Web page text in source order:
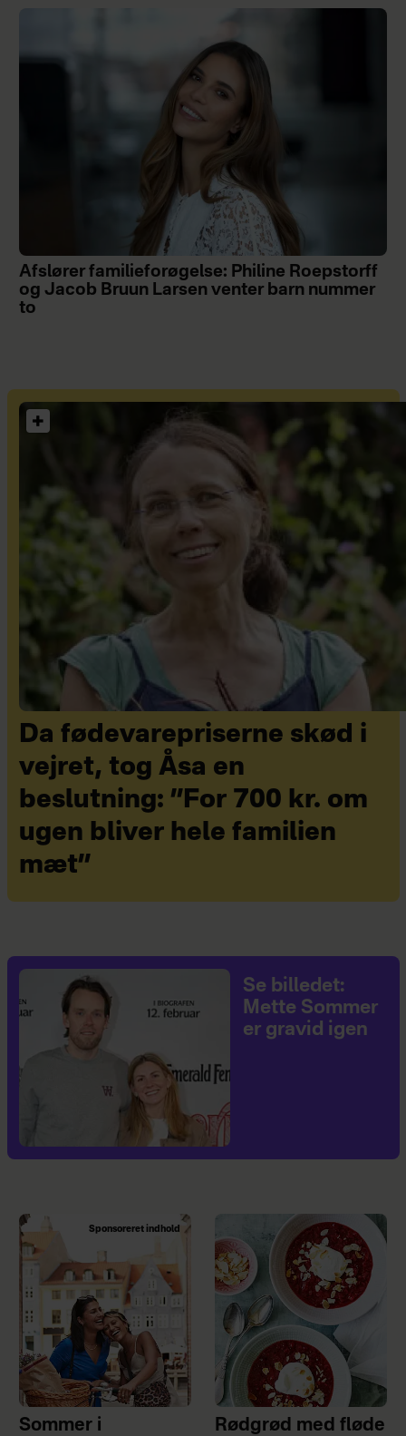
Afslører familieforøgelse: Philine Roepstorff
og Jacob Bruun Larsen venter barn nummer
to
Da fødevarepriserne skød i
vejret, tog Åsa en
beslutning: ”For 700 kr. om
ugen bliver hele familien
mæt”
Se billedet:
Mette Sommer
er gravid igen
Sponsoreret indhold
Sommer i
Rødgrød med fløde